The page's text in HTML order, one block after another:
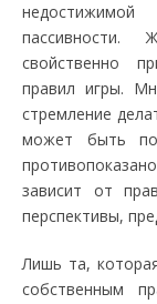
свойственно
правил игры.
стремление
может быть
зависит от
перспективы,
Лишь та,
собственным